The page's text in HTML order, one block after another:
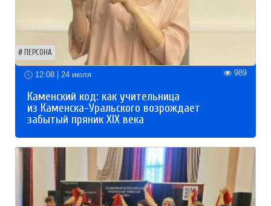
ПЕРСОНА
12:08 | 24 июля 989
Каменский код: как учительница
из Каменска-Уральского возрождает
забытый пряник XIX века